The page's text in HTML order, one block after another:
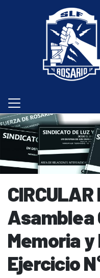
Asamblea
Memoria
Ejercicio